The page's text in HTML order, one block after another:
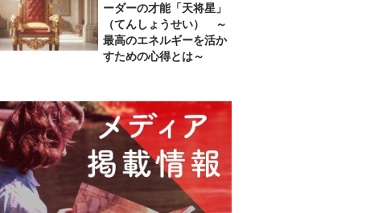
ーダーの才能「天将星」
（てんしょうせい） ～
最高のエネルギーを活か
すための心得とは～